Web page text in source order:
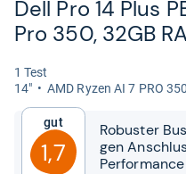
Dell Pro 14 Plus
Pro 350, 32GB
1 Test
14"
AMD Ryzen AI 7 PRO 350
Gut
1,7
Robus­ter
gen
Per­for­mance